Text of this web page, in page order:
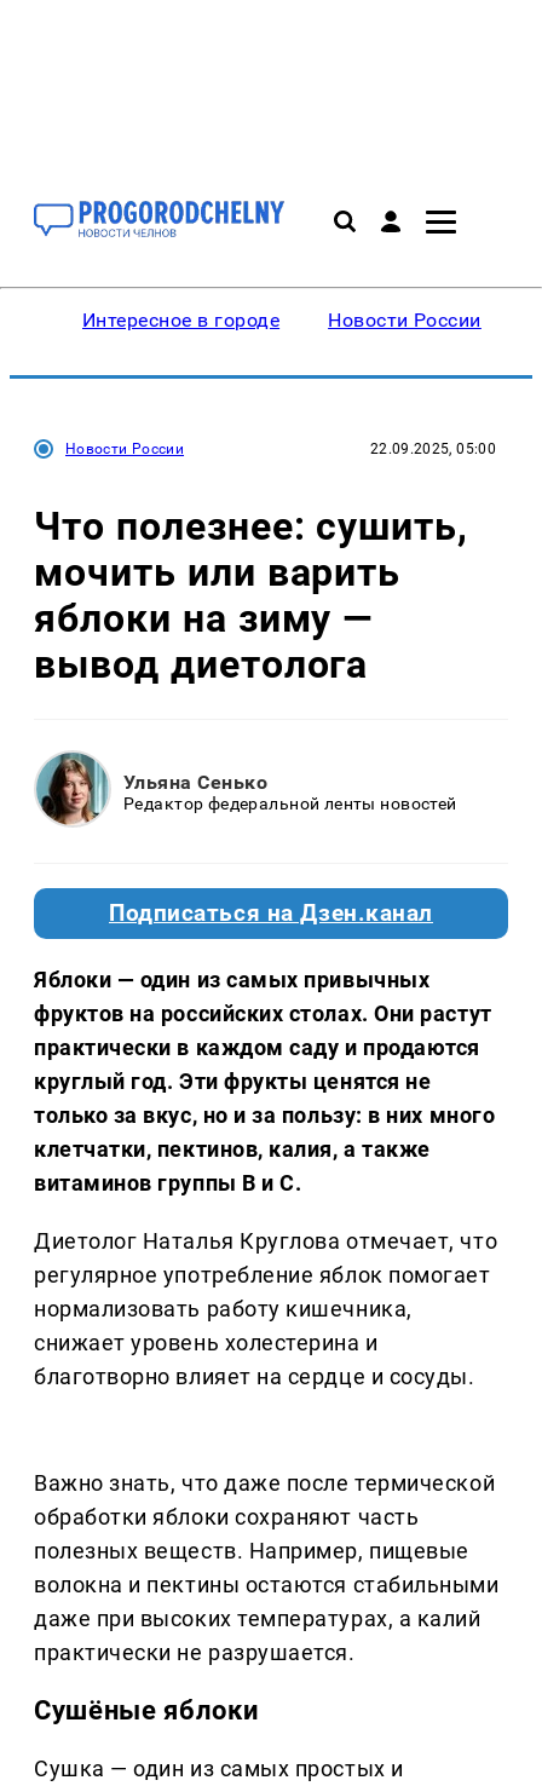
Интересное в городе Новости России
Новости России 22.09.2025, 05:00
Что полезнее: сушить,
мочить или варить
яблоки на зиму —
вывод диетолога
Ульяна Сенько
Редактор федеральной ленты новостей
Подписаться на Дзен.канал
Яблоки — один из самых привычных
фруктов на российских столах. Они растут
практически в каждом саду и продаются
круглый год. Эти фрукты ценятся не
только за вкус, но и за пользу: в них много
клетчатки, пектинов, калия, а также
витаминов группы В и С.
Диетолог Наталья Круглова отмечает, что
регулярное употребление яблок помогает
нормализовать работу кишечника,
снижает уровень холестерина и
благотворно влияет на сердце и сосуды.
Важно знать, что даже после термической
обработки яблоки сохраняют часть
полезных веществ. Например, пищевые
волокна и пектины остаются стабильными
даже при высоких температурах, а калий
практически не разрушается.
Сушёные яблоки
Сушка — один из самых простых и